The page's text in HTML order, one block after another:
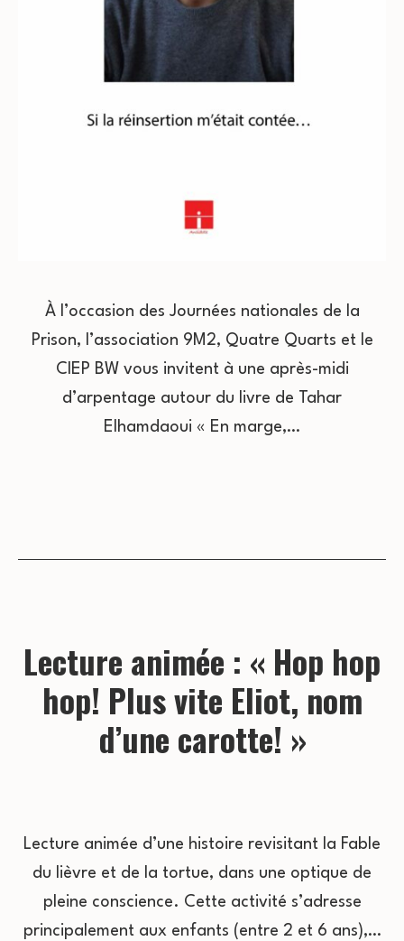
À l’occasion des Journées nationales de la
Prison, l’association 9M2, Quatre Quarts et le
CIEP BW vous invitent à une après-midi
d’arpentage autour du livre de Tahar
Elhamdaoui « En marge,…
Lecture animée : « Hop hop
hop! Plus vite Eliot, nom
d’une carotte! »
Lecture animée d’une histoire revisitant la Fable
du lièvre et de la tortue, dans une optique de
pleine conscience. Cette activité s’adresse
principalement aux enfants (entre 2 et 6 ans),…